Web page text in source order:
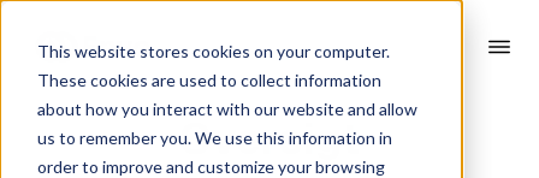
This website stores cookies on your computer.
These cookies are used to collect information
about how you interact with our website and allow
us to remember you. We use this information in
order to improve and customize your browsing
Oversigt